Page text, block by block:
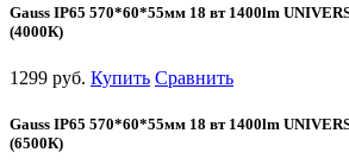
Gauss IP65 570*60*55мм 18 вт 1400lm
(4000К)
1299 руб. Купить Сравнить
Gauss IP65 570*60*55мм 18 вт 1400lm
(6500К)